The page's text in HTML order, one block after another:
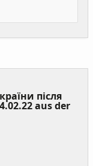
після
aus der